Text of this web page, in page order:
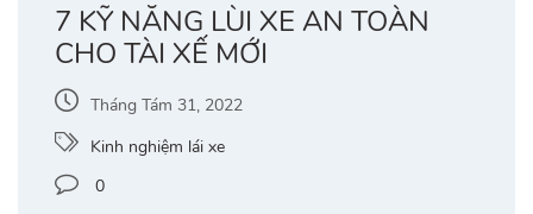
7 KỸ NĂNG LÙI XE AN TOÀN
CHO TÀI XẾ MỚI
Tháng Tám 31, 2022
Kinh nghiệm lái xe
0